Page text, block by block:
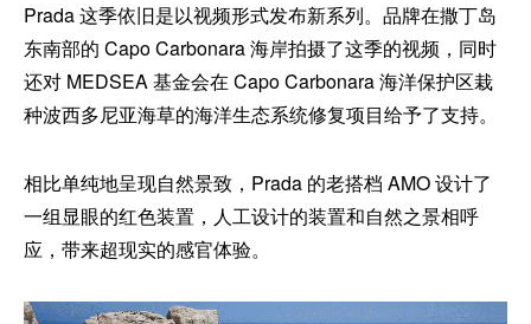
Prada 这季依旧是以视频形式发布新系列。品牌在撒丁岛
东南部的 Capo Carbonara 海岸拍摄了这季的视频，同时
还对 MEDSEA 基金会在 Capo Carbonara 海洋保护区栽
种波西多尼亚海草的海洋生态系统修复项目给予了支持。
相比单纯地呈现自然景致，Prada 的老搭档 AMO 设计了
一组显眼的红色装置，人工设计的装置和自然之景相呼
应，带来超现实的感官体验。